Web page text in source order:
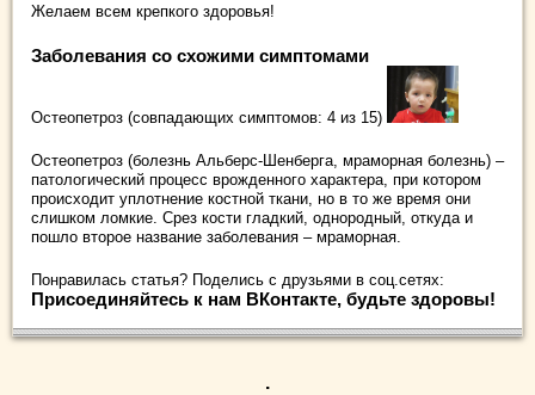
Желаем всем крепкого здоровья!
Заболевания со схожими симптомами
Остеопетроз (совпадающих симптомов: 4 из 15)
Остеопетроз (болезнь Альберс-Шенберга, мраморная болезнь) –
патологический процесс врожденного характера, при котором
происходит уплотнение костной ткани, но в то же время они
слишком ломкие. Срез кости гладкий, однородный, откуда и
пошло второе название заболевания – мраморная.
Понравилась статья? Поделись с друзьями в соц.сетях:
Присоединяйтесь к нам ВКонтакте, будьте здоровы!
.